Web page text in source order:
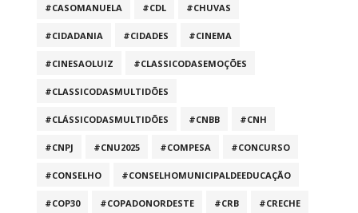
#CASOMANUELA #CDL #CHUVAS
#CIDADANIA #CIDADES #CINEMA
#CINESAOLUIZ #CLASSICODASEMOÇÕES
#CLASSICODASMULTIDÕES
#CLÁSSICODASMULTIDÕES #CNBB #CNH
#CNPJ #CNU2025 #COMPESA #CONCURSO
#CONSELHO #CONSELHOMUNICIPALDEEDUCAÇÃO
#COP30 #COPADONORDESTE #CRB #CRECHE